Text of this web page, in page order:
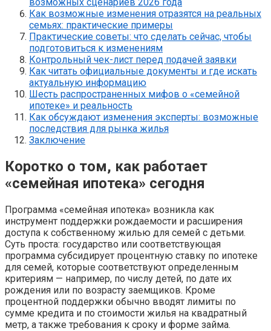
Как возможные изменения отразятся на реальных
семьях: практические примеры
Практические советы: что сделать сейчас, чтобы
подготовиться к изменениям
Контрольный чек-лист перед подачей заявки
Как читать официальные документы и где искать
актуальную информацию
Шесть распространенных мифов о «семейной
ипотеке» и реальность
Как обсуждают изменения эксперты: возможные
последствия для рынка жилья
Заключение
Коротко о том, как работает
«семейная ипотека» сегодня
Программа «семейная ипотека» возникла как
инструмент поддержки рождаемости и расширения
доступа к собственному жилью для семей с детьми.
Суть проста: государство или соответствующая
программа субсидирует процентную ставку по ипотеке
для семей, которые соответствуют определенным
критериям — например, по числу детей, по дате их
рождения или по возрасту заемщиков. Кроме
процентной поддержки обычно вводят лимиты по
сумме кредита и по стоимости жилья на квадратный
метр, а также требования к сроку и форме займа.